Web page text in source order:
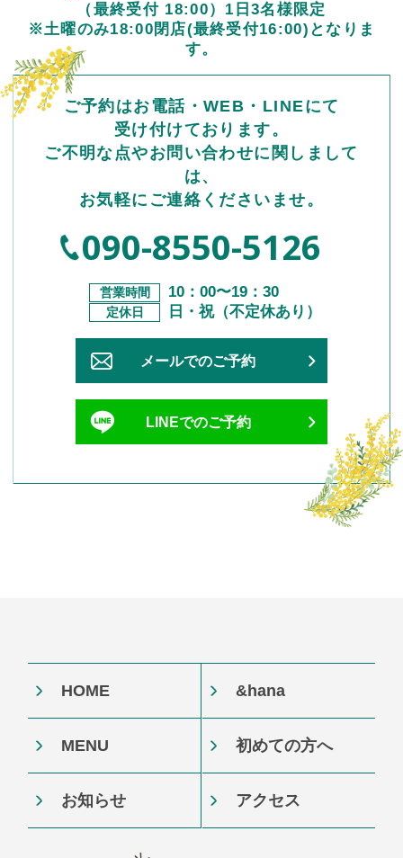
（最終受付 18:00）1日3名様限定
※土曜のみ18:00閉店(最終受付16:00)となりま
す。
ご予約はお電話・WEB・LINEにて
受け付けております。
ご不明な点やお問い合わせに関しまして
は、
お気軽にご連絡くださいませ。
090-8550-5126
営業時間 10：00〜19：30
定休⽇ 日・祝（不定休あり）
メールでのご予約
LINEでのご予約
HOME &hana
MENU 初めての方へ
お知らせ アクセス